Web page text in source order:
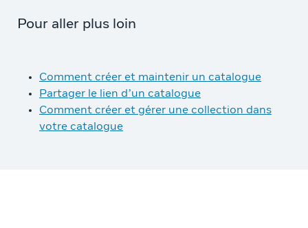
Pour aller plus loin
Comment créer et maintenir un catalogue
Partager le lien d’un catalogue
Comment créer et gérer une collection dans
votre catalogue